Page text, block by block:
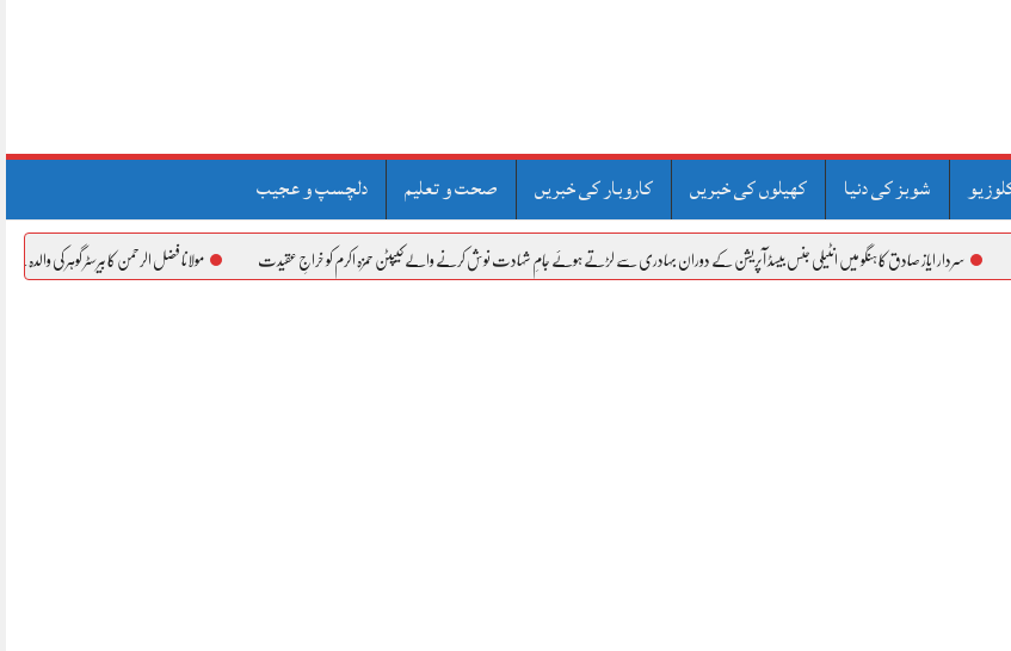
شوبز کی دنیا کھیلوں کی خبریں کاروبار کی خبریں صحت و تعلیم دلچسپ و عجیب
ایاز صادق کا ہنگو میں انٹیلی جنس بیسڈ آپریشن کے دوران بہادری سے لڑتے ہوئے جامِ شہادت نوش کرنے والے کیپٹن حمزہ اکرم کو خراجِ عقیدت مولانا فضل الرحمن کا بیرسٹر گوہر کی والدہ کے انتقال پر اظہارِ